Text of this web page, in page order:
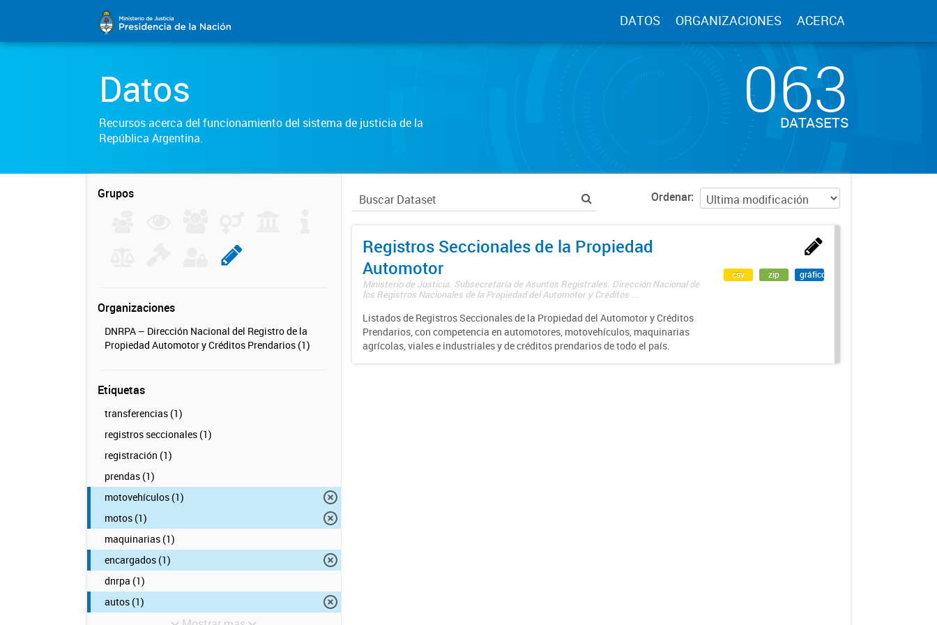
DATOS ORGANIZACIONES ACERCA
Datos
Recursos acerca del funcionamiento del sistema de justicia de la
República Argentina.
063
DATASETS
Grupos
Organizaciones
DNRPA – Dirección Nacional del Registro de la
Propiedad Automotor y Créditos Prendarios (1)
Etiquetas
transferencias (1)
registros seccionales (1)
registración (1)
prendas (1)
motovehículos (1)
motos (1)
maquinarias (1)
encargados (1)
dnrpa (1)
autos (1)
Ordenar
Registros Seccionales de la Propiedad
Automotor
Ministerio de Justicia. Subsecretaría de Asuntos Registrales. Dirección Nacional de
los Registros Nacionales de la Propiedad del Automotor y Créditos ...
Listados de Registros Seccionales de la Propiedad del Automotor y Créditos
Prendarios, con competencia en automotores, motovehículos, maquinarias
agrícolas, viales e industriales y de créditos prendarios de todo el país.
csv zip gráfico